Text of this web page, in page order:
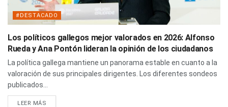
#DESTACADO
Los políticos gallegos mejor valorados en 2026: Alfonso
Rueda y Ana Pontón lideran la opinión de los ciudadanos
La política gallega mantiene un panorama estable en cuanto a la
valoración de sus principales dirigentes. Los diferentes sondeos
publicados...
LEER MÁS